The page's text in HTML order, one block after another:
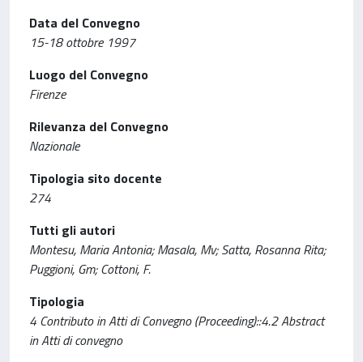
Data del Convegno
15-18 ottobre 1997
Luogo del Convegno
Firenze
Rilevanza del Convegno
Nazionale
Tipologia sito docente
274
Tutti gli autori
Montesu, Maria Antonia; Masala, Mv; Satta, Rosanna Rita;
Puggioni, Gm; Cottoni, F.
Tipologia
4 Contributo in Atti di Convegno (Proceeding)::4.2 Abstract
in Atti di convegno